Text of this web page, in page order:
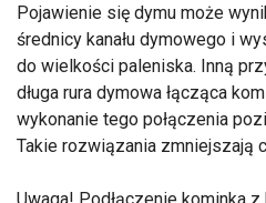
Pojawienie się dymu może
średnicy kanału dymowego i
do wielkości paleniska. Inną
długa rura dymowa łącząca
wykonanie tego połączenia
Takie rozwiązania zmniejszają